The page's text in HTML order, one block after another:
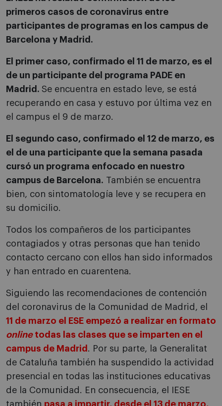
primeros casos de coronavirus entre
participantes de programas en los campus de
Barcelona y Madrid.
El primer caso, confirmado el 11 de marzo, es el
de un participante del programa PADE en
Madrid. Se encuentra en estado leve, se está
recuperando en casa y estuvo por última vez en
el campus el 9 de marzo.
El segundo caso, confirmado el 12 de marzo, es
el de una participante que la semana pasada
cursó un programa enfocado en nuestro
campus de Barcelona. También se encuentra
bien, con sintomatología leve y se recupera en
su domicilio.
Todos los compañeros de los participantes
contagiados y otras personas que han tenido
contacto cercano con ellos han sido informados
y han entrado en cuarentena.
Siguiendo las recomendaciones de contención
del coronavirus de la Comunidad de Madrid, el
11 de marzo el ESE empezó a realizar en formato
onlinetodas las clases que se imparten en el
campus de Madrid . Por su parte, la Generalitat
de Cataluña también ha suspendido la actividad
presencial en todas las instituciones educativas
de la Comunidad. En consecuencia, el IESE
también pasa a impartir, desde el 13 de marzo,